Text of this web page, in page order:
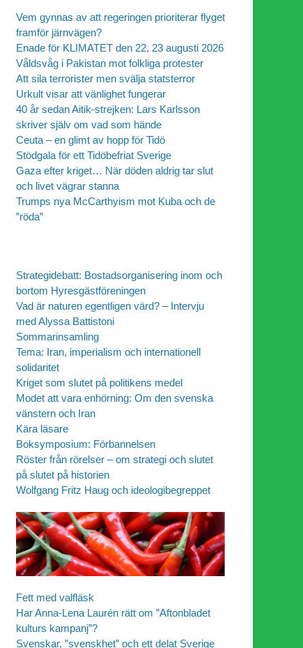
Vem gynnas av att regeringen prioriterar flyget
framför järnvägen?
Enade för KLIMATET den 22, 23 augusti 2026
Våldsvåg i Pakistan mot folkliga protester
Att sila terrorister men svälja statsterror
Urkult visar att vänlighet fungerar
40 år sedan Aitik-strejken: Lars Karlsson
skriver själv om vad som hände
Ceuta – en glimt av hopp för Tidö
Stödgala för ett Tidöbefriat Sverige
Gaza efter kriget… När döden aldrig tar slut
och livet vägrar stanna
Trumps nya McCarthyism mot Kuba och de
”röda”
Strategidebatt: Bostadsorganisering inom och
bortom Hyresgästföreningen
Vad är naturen egentligen värd? – Intervju
med Alyssa Battistoni
Sommarinsamling
Tema: Iran, imperialism och internationell
solidaritet
Kriget som slutet på politikens medel
Modet att vara enhörning: Om den svenska
vänstern och Iran
Kära läsare
Boksymposium: Förbannelsen
Röster från rörelser – om strategi och slutet
på slutet på historien
Wolfgang Fritz Haug och ideologibegreppet
Fett med valfläsk
Har Anna-Lena Laurén rätt om ”Aftonbladet
kulturs kampanj”?
Svenskar, ”svenskhet” och ett delat Sverige